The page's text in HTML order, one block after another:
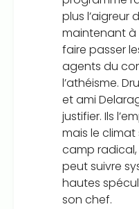
plus l’aigreur
maintenant à
faire passer
agents du
l’athéisme.
et ami
justifier. Ils
mais le climat
camp
peut suivre
hautes
son chef.